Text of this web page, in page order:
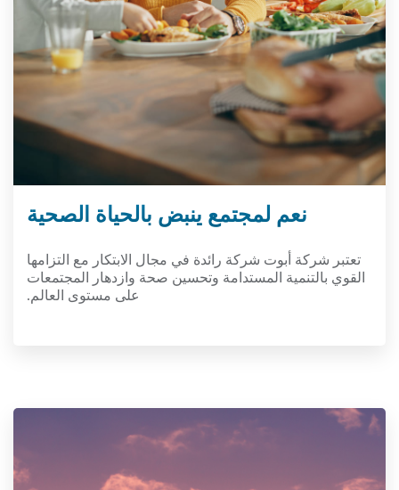
نعم لمجتمع ينبض بالحياة الصحية
تعتبر شركة أبوت شركة رائدة في مجال الابتكار مع التزامها
القوي بالتنمية المستدامة وتحسين صحة وازدهار المجتمعات
على مستوى العالم.